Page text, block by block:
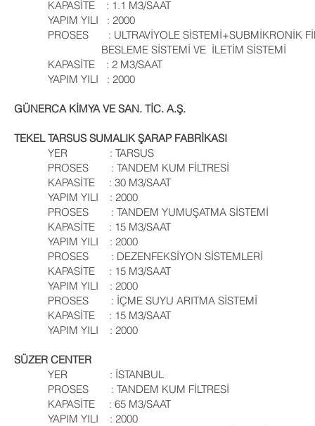
KAPASİTE : 1.1 M3/SAAT
YAPIM YILI : 2000
PROSES : ULTRAVİYOLE
BESLEME SİSTEMİ VE İLETİM SİSTEMİ
KAPASİTE : 2 M3/SAAT
YAPIM YILI : 2000
GÜNERCA KİMYA VE SAN. TİC. A.Ş.
TEKEL TARSUS SUMALIK ŞARAP FABRİKASI
YER : TARSUS
PROSES : TANDEM KUM FİLTRESİ
KAPASİTE : 30 M3/SAAT
YAPIM YILI : 2000
PROSES : TANDEM YUMUŞATMA SİSTEMİ
KAPASİTE : 15 M3/SAAT
YAPIM YILI : 2000
PROSES : DEZENFEKSİYON SİSTEMLERİ
KAPASİTE : 15 M3/SAAT
YAPIM YILI : 2000
PROSES : İÇME SUYU ARITMA SİSTEMİ
KAPASİTE : 15 M3/SAAT
YAPIM YILI : 2000
SÜZER CENTER
YER : İSTANBUL
PROSES : TANDEM KUM FİLTRESİ
KAPASİTE : 65 M3/SAAT
YAPIM YILI : 2000